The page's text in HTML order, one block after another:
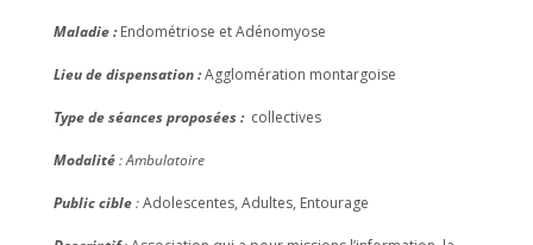
Maladie :Endométriose et Adénomyose
Lieu de dispensation :Agglomération montargoise
Type de séances proposées : collectives
Modalité: Ambulatoire
Public cible:Adolescentes, Adultes, Entourage